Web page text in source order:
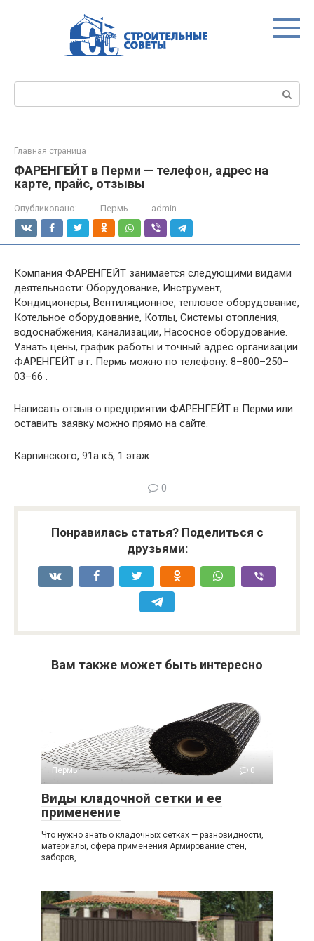
Главная страница
ФАРЕНГЕЙТ в Перми — телефон, адрес на
карте, прайс, отзывы
Опубликовано: Пермь admin
Компания ФАРЕНГЕЙТ занимается следующими видами
деятельности: Оборудование, Инструмент,
Кондиционеры, Вентиляционное, тепловое оборудование,
Котельное оборудование, Котлы, Системы отопления,
водоснабжения, канализации, Насосное оборудование.
Узнать цены, график работы и точный адрес организации
ФАРЕНГЕЙТ в г. Пермь можно по телефону: 8–800–250–
03–66 .
Написать отзыв о предприятии ФАРЕНГЕЙТ в Перми или
оставить заявку можно прямо на сайте.
Карпинского, 91а к5, 1 этаж
0
Понравилась статья? Поделиться с
друзьями:
Вам также может быть интересно
Пермь 0
Виды кладочной сетки и ее
применение
Что нужно знать о кладочных сетках — разновидности,
материалы, сфера применения Армирование стен,
заборов,